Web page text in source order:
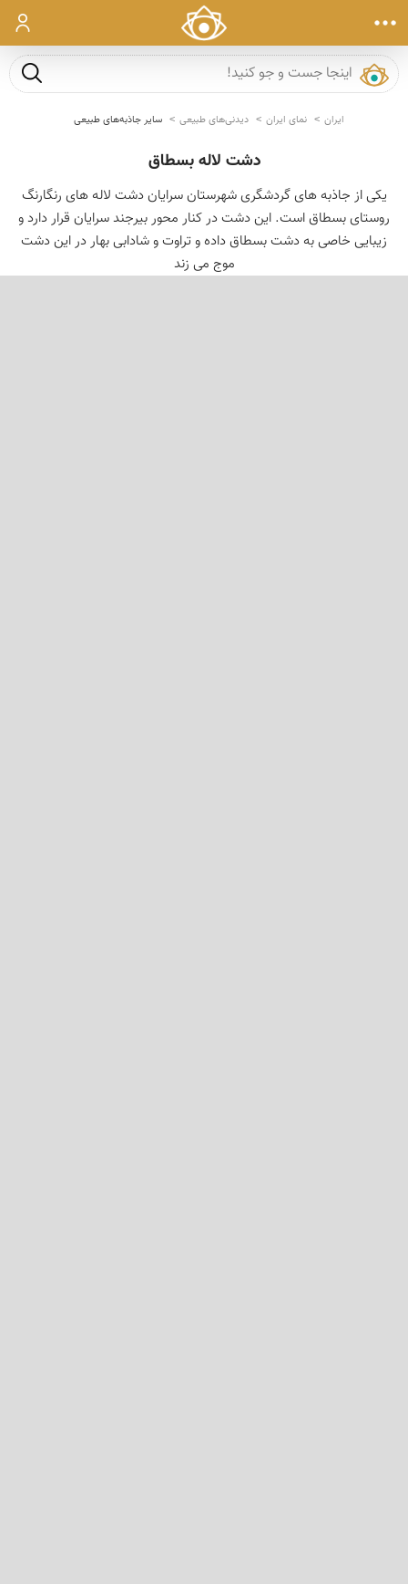
ورود
جست و
ایران نمای ایران دیدنی‌های طبیعی سایر جاذبه‌های طبیعی
دشت لاله بسطاق
یكی از جاذبه های گردشگری شهرستان سرایان دشت لاله های رنگارنگ
روستای بسطاق است. این دشت در كنار محور بیرجند سرایان قرار دارد و
زیبایی خاصی به دشت بسطاق داده و تراوت و شادابی بهار در این دشت
موج می زند